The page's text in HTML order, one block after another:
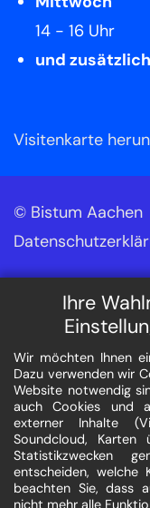
Ihre
Wir möchten Ihnen
Dazu verwenden wir
Website notwendig
auch Cookies und
externer Inhalte
Soundcloud,
Statistikzwecken
entscheiden, welche
beachten Sie, dass
nicht mehr alle
14 - 16 Uhr
und
Visitenkarte
© Bistum Aachen